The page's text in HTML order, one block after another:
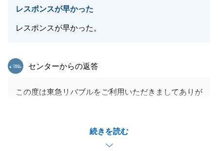
今後とも末永いお付き合いのほど、何卒よろしくお願
い申し上げます。
閉じる
レスポンスが早かった
レスポンスが早かった。
続きを読む
東急リバブル
センターからの返答
この度は東急リバブルをご利用いただきましてありが
とてもタイトなスケジュールの中で、スムーズにお取